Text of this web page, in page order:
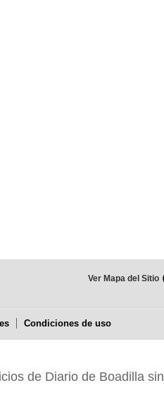
Ver Mapa del Sitio
Condiciones de uso
de Diario de Boadilla sin